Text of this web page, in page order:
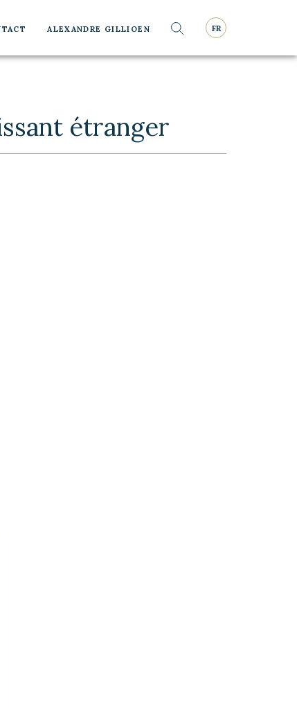
ALEXANDRE GILLIOEN
Rechercher
Rechercher
FR
étranger